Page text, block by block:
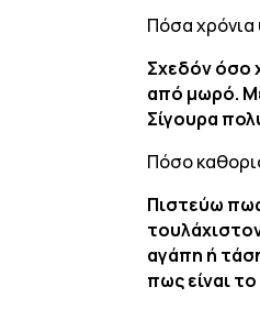
Πόσα χρόνια
Σχεδόν όσο
από μωρό.
Σίγουρα
Πόσο
Πιστεύω
αγάπη ή
πως είναι